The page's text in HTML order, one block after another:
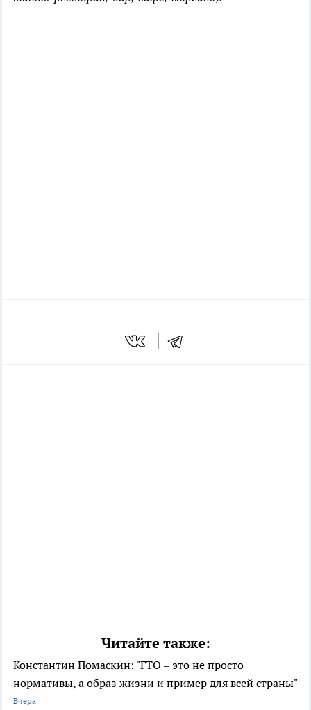
Читайте также:
Константин Помаскин: "ГТО – это не просто
нормативы, а образ жизни и пример для всей страны"
Вчера